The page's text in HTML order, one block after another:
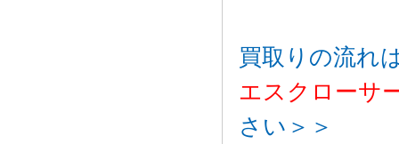
■お問い合わせ時
①お問い合わせ
■買取依頼時
①会員登録
買取りの流れ
エスクローサ
さい＞＞